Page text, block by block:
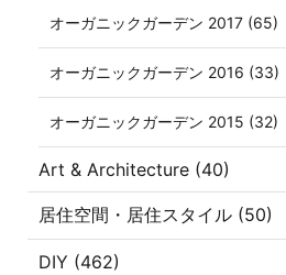
オーガニックガーデン 2017 (65)
オーガニックガーデン 2016 (33)
オーガニックガーデン 2015 (32)
Art & Architecture (40)
居住空間・居住スタイル (50)
DIY (462)